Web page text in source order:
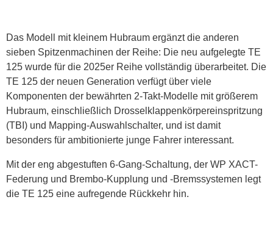
Das Modell mit kleinem Hubraum ergänzt die anderen
sieben Spitzenmachinen der Reihe: Die neu aufgelegte TE
125 wurde für die 2025er Reihe vollständig überarbeitet. Die
TE 125 der neuen Generation verfügt über viele
Komponenten der bewährten 2-Takt-Modelle mit größerem
Hubraum, einschließlich Drosselklappenkörpereinspritzung
(TBI) und Mapping-Auswahlschalter, und ist damit
besonders für ambitionierte junge Fahrer interessant.
Mit der eng abgestuften 6-Gang-Schaltung, der WP XACT-
Federung und Brembo-Kupplung und -Bremssystemen legt
die TE 125 eine aufregende Rückkehr hin.